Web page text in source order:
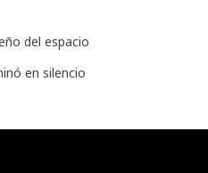
del espacio
en silencio